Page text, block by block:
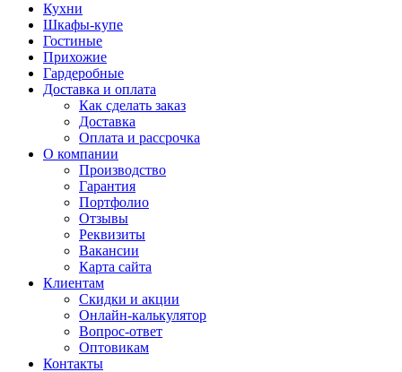
Кухни
Шкафы-купе
Гостиные
Прихожие
Гардеробные
Доставка и оплата
Как сделать заказ
Доставка
Оплата и рассрочка
О компании
Производство
Гарантия
Портфолио
Отзывы
Реквизиты
Вакансии
Карта сайта
Клиентам
Скидки и акции
Онлайн-калькулятор
Вопрос-ответ
Оптовикам
Контакты